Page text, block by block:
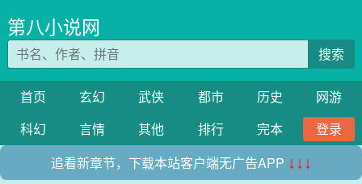
第八小说网
搜索
首页 玄幻 武侠 都市 历史
网游
科幻
言情 其他 排行 完本
登录
追看新章节，下载本站客户端无广告APP ↓↓↓